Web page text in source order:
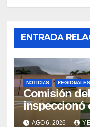
ENTRADA
NOTICIAS REGIONALES
Comisión
inspeccionó
recuperación
AGO 6, 2026